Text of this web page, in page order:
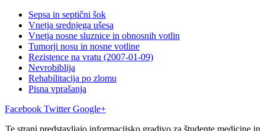
Sepsa in septični šok
Vnetja srednjega ušesa
Vnetja nosne sluznice in obnosnih votlin
Tumorji nosu in nosne votline
Rezistence na vratu (2007-01-09)
Nevrobiblija
Rehabilitacija po zlomu
Pisna vprašanja
Facebook Twitter Google+